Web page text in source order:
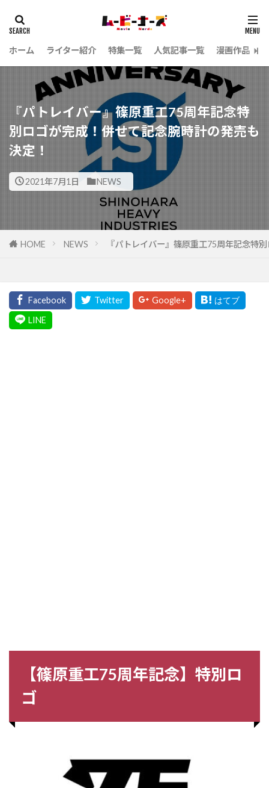
ホーム ライター紹介 特集一覧 人気記事一覧 漫画作品
『パトレイバー』篠原重工75周年記念特
別ロゴが完成！併せて記念腕時計の発売も
決定！
2021年7月1日 NEWS
HOME NEWS 『パトレイバー』篠原重工75周年記念特
【篠原重工75周年記念】特別ロ
ゴ